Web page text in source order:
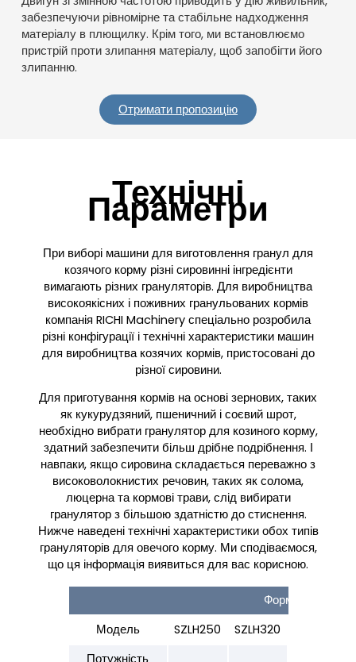
забезпечуючи рівномірне та стабільне надходження
матеріалу в плющилку. Крім того, ми встановлюємо
пристрій проти злипання матеріалу, щоб запобігти його
злипанню.
Отримати пропозицію
Технічні
Параметри
При виборі машини для виготовлення гранул для
козячого корму різні сировинні інгредієнти
вимагають різних грануляторів. Для виробництва
високоякісних і поживних гранульованих кормів
компанія RICHI Machinery спеціально розробила
різні конфігурації і технічні характеристики машин
для виробництва козячих кормів, пристосовані до
різної сировини.
Для приготування кормів на основі зернових, таких
як кукурудзяний, пшеничний і соєвий шрот,
необхідно вибрати гранулятор для козиного корму,
здатний забезпечити більш дрібне подрібнення. І
навпаки, якщо сировина складається переважно з
високоволокнистих речовин, таких як солома,
люцерна та кормові трави, слід вибирати
гранулятор з більшою здатністю до стиснення.
Нижче наведені технічні характеристики обох типів
грануляторів для овечого корму. Ми сподіваємося,
що ця інформація виявиться для вас корисною.
Формула З
Модель
SZLH250 SZLH320
Потужність